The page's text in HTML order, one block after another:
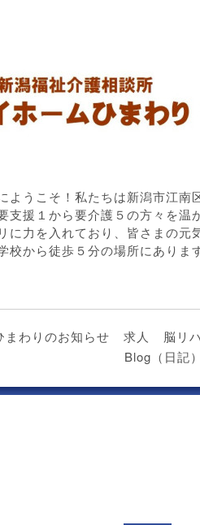
ようこそ！私たちは新潟市江南
支援１から要介護５の方々を温
に力を入れており、皆さまの元
校から徒歩５分の場所にあります
まわりのお知らせ 求人 脳リ
Blog（日記）